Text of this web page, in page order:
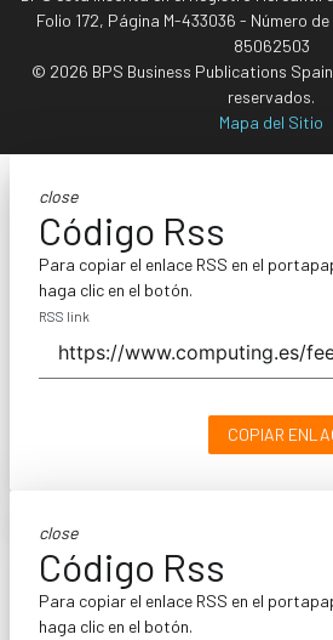
Folio 172, Página M-433036 - Número
85062503
© 2026 BPS Business Publications
reservados.
Mapa del Sitio
close
Código Rss
Para copiar el enlace RSS en el
haga clic en el botón.
RSS link
COPIAR
close
Código Rss
Para copiar el enlace RSS en el
haga clic en el botón.